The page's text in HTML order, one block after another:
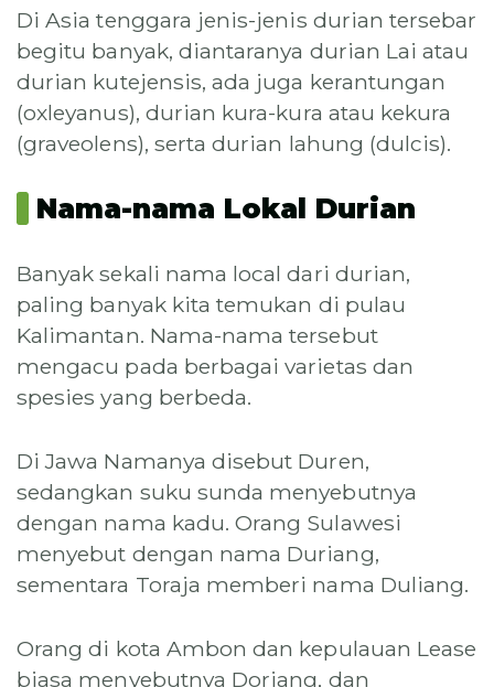
Di Asia tenggara jenis-jenis durian tersebar
begitu banyak, diantaranya durian Lai atau
durian kutejensis, ada juga kerantungan
(oxleyanus), durian kura-kura atau kekura
(graveolens), serta durian lahung (dulcis).
Nama-nama Lokal Durian
Banyak sekali nama local dari durian,
paling banyak kita temukan di pulau
Kalimantan. Nama-nama tersebut
mengacu pada berbagai varietas dan
spesies yang berbeda.
Di Jawa Namanya disebut Duren,
sedangkan suku sunda menyebutnya
dengan nama kadu. Orang Sulawesi
menyebut dengan nama Duriang,
sementara Toraja memberi nama Duliang.
Orang di kota Ambon dan kepulauan Lease
biasa menyebutnya Doriang, dan